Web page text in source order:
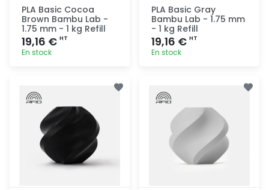
PLA Basic Cocoa
Brown Bambu Lab -
1.75 mm - 1 kg Refill
19,16 € HT
En stock
PLA Basic Gray
Bambu Lab - 1.75 mm
- 1 kg Refill
19,16 € HT
En stock